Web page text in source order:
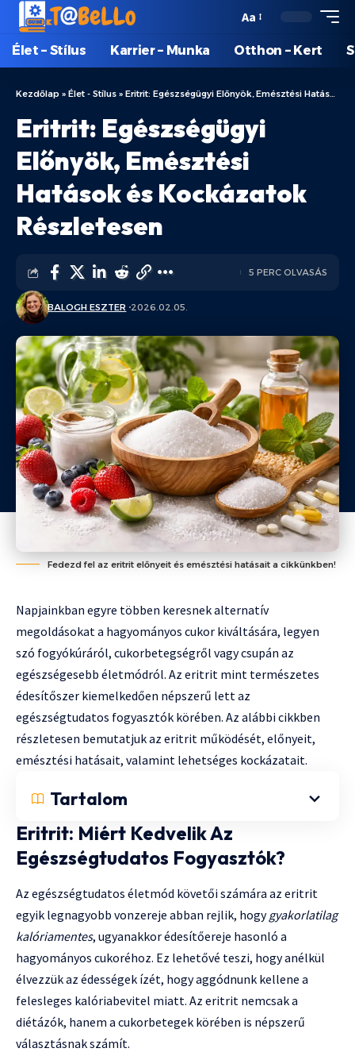
Aa
Élet – Stílus Karrier – Munka Otthon – Kert
Kezdőlap » Élet - Stílus » Eritrit: Egészségügyi Előnyök, Emésztési Hatások és Kockázatok Részletesen
Eritrit: Egészségügyi
Előnyök, Emésztési
Hatások és Kockázatok
Részletesen
BALOGH ESZTER 2026.02.05.
5 PERC OLVASÁS
Fedezd fel az eritrit előnyeit és emésztési hatásait a cikkünkben!
Napjainkban egyre többen keresnek alternatív
megoldásokat a hagyományos cukor kiváltására, legyen
szó fogyókúráról, cukorbetegségről vagy csupán az
egészségesebb életmódról. Az eritrit mint természetes
édesítőszer kiemelkedően népszerű lett az
egészségtudatos fogyasztók körében. Az alábbi cikkben
részletesen bemutatjuk az eritrit működését, előnyeit,
emésztési hatásait, valamint lehetséges kockázatait.
Tartalom
Eritrit: Miért Kedvelik Az
Egészségtudatos Fogyasztók?
Az egészségtudatos életmód követői számára az eritrit
egyik legnagyobb vonzereje abban rejlik, hogygyakorlatilag
kalóriamentes, ugyanakkor édesítőereje hasonló a
hagyományos cukoréhoz. Ez lehetővé teszi, hogy anélkül
élvezzük az édességek ízét, hogy aggódnunk kellene a
felesleges kalóriabevitel miatt. Az eritrit nemcsak a
diétázók, hanem a cukorbetegek körében is népszerű
választásnak számít.